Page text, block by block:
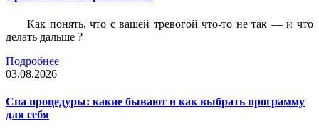
Как понять, что с вашей тревогой что-то не так — и что
делать дальше ?
Подробнее
03.08.2026
Спа процедуры: какие бывают и как выбрать программу
для себя